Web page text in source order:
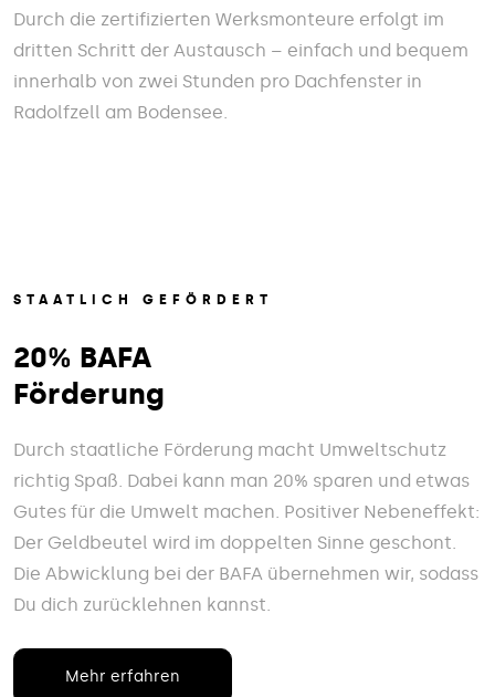
Durch die zertifizierten Werksmonteure erfolgt im
dritten Schritt der Austausch – einfach und bequem
innerhalb von zwei Stunden pro Dachfenster in
Radolfzell am Bodensee.
STAATLICH GEFÖRDERT
20% BAFA
Förderung
Durch staatliche Förderung macht Umweltschutz
richtig Spaß. Dabei kann man 20% sparen und etwas
Gutes für die Umwelt machen. Positiver Nebeneffekt:
Der Geldbeutel wird im doppelten Sinne geschont.
Die Abwicklung bei der BAFA übernehmen wir, sodass
Du dich zurücklehnen kannst.
Mehr erfahren